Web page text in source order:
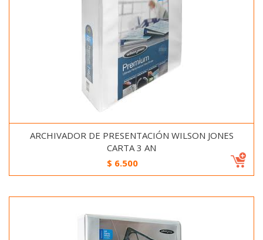
ARCHIVADOR DE PRESENTACIÓN WILSON JONES
CARTA 3 AN
$ 6.500